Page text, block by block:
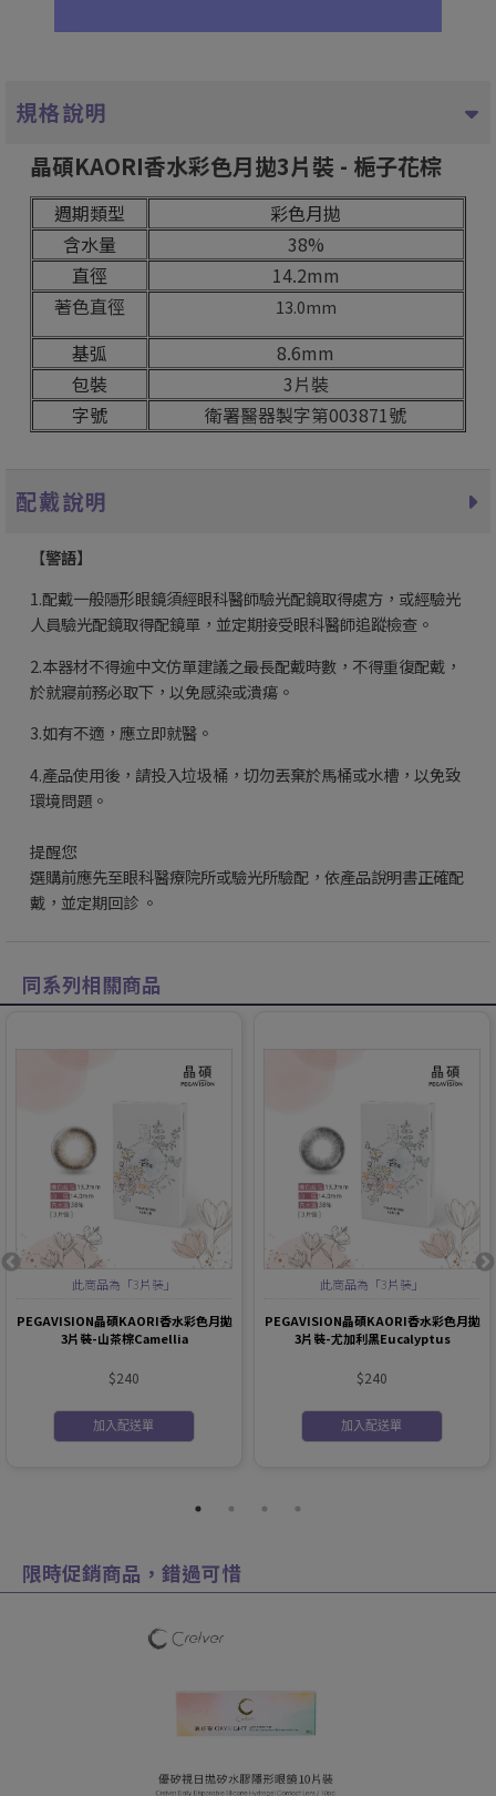
規格說明
晶碩KAORI香水彩色月拋3片裝 - 梔子花棕
週期類型
彩色月拋
含水量
38%
直徑
14.2mm
著色直徑
13.0mm
基弧
8.6mm
包裝
3片裝
字號
衛署醫器製字第003871號
配戴說明
【警語】
1.配戴一般隱形眼鏡須經眼科醫師驗光配鏡取得處方，或經驗光
人員驗光配鏡取得配鏡單，並定期接受眼科醫師追蹤檢查。
2.本器材不得逾中文仿單建議之最長配戴時數，不得重復配戴，
於就寢前務必取下，以免感染或潰瘍。
3.如有不適，應立即就醫。
4.產品使用後，請投入垃圾桶，切勿丟棄於馬桶或水槽，以免致
環境問題。
提醒您
選購前應先至眼科醫療院所或驗光所驗配，依產品說明書正確配
戴，並定期回診 。
同系列相關商品
此商品為「3片裝」
PEGAVISION晶碩KAORI香水彩色月拋
3片裝-山茶棕Camellia
$240
加入配送單
此商品為「3片裝」
PEGAVISION晶碩KAORI香水彩色月拋
3片裝-尤加利黑Eucalyptus
$240
加入配送單
限時促銷商品，錯過可惜